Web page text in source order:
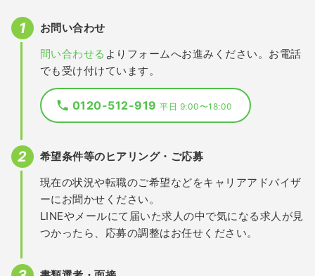
お問い合わせ
問い合わせる よりフォームへお進みください。お電話
でも受け付けています。
0120-512-919平日 9:00〜18:00
希望条件等のヒアリング・ご応募
現在の状況や転職のご希望などをキャリアアドバイザ
ーにお聞かせください。
LINEやメールにて届いた求人の中で気になる求人が見
つかったら、応募の調整はお任せください。